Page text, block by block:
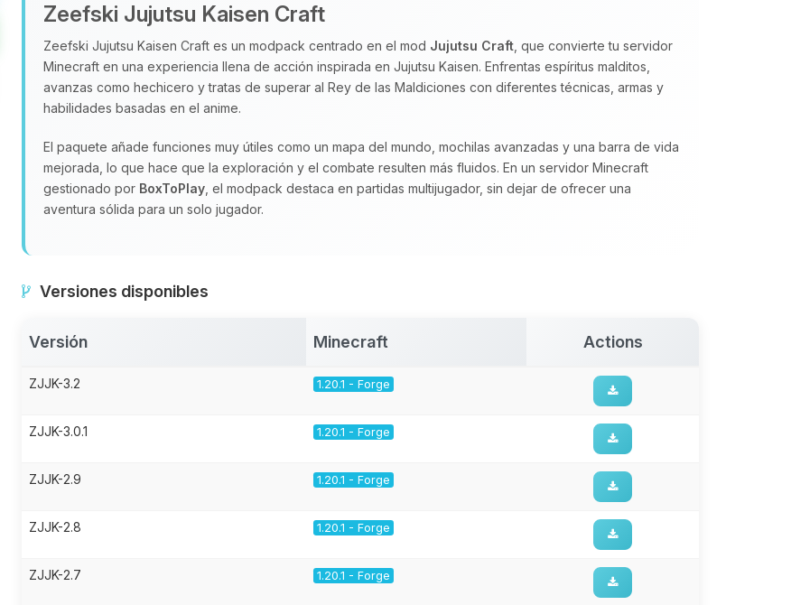
Zeefski Jujutsu Kaisen Craft
Zeefski Jujutsu Kaisen Craft es un modpack centrado en el mod Jujutsu Craft , que convierte tu servidor
Minecraft en una experiencia llena de acción inspirada en Jujutsu Kaisen. Enfrentas espíritus malditos,
avanzas como hechicero y tratas de superar al Rey de las Maldiciones con diferentes técnicas, armas y
habilidades basadas en el anime.
El paquete añade funciones muy útiles como un mapa del mundo, mochilas avanzadas y una barra de vida
mejorada, lo que hace que la exploración y el combate resulten más fluidos. En un servidor Minecraft
gestionado por BoxToPlay , el modpack destaca en partidas multijugador, sin dejar de ofrecer una
aventura sólida para un solo jugador.
Versiones disponibles
Versión Minecraft Actions
ZJJK-3.2 1.20.1 - Forge
ZJJK-3.0.1 1.20.1 - Forge
ZJJK-2.9 1.20.1 - Forge
ZJJK-2.8 1.20.1 - Forge
ZJJK-2.7 1.20.1 - Forge